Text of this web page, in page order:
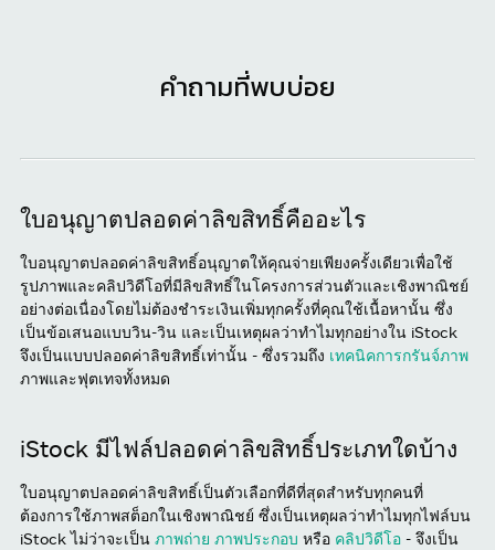
คำถามที่พบบ่อย
ใบอนุญาตปลอดค่าลิขสิทธิ์คืออะไร
ใบอนุญาตปลอดค่าลิขสิทธิ์อนุญาตให้คุณจ่ายเพียงครั้งเดียวเพื่อใช้
รูปภาพและคลิปวิดีโอที่มีลิขสิทธิ์ในโครงการส่วนตัวและเชิงพาณิชย์
อย่างต่อเนื่องโดยไม่ต้องชำระเงินเพิ่มทุกครั้งที่คุณใช้เนื้อหานั้น ซึ่ง
เป็นข้อเสนอแบบวิน-วิน และเป็นเหตุผลว่าทำไมทุกอย่างใน iStock
จึงเป็นแบบปลอดค่าลิขสิทธิ์เท่านั้น - ซึ่งรวมถึง เทคนิคการกรันจ์ภาพ
ภาพและฟุตเทจทั้งหมด
iStock มีไฟล์ปลอดค่าลิขสิทธิ์ประเภทใดบ้าง
ใบอนุญาตปลอดค่าลิขสิทธิ์เป็นตัวเลือกที่ดีที่สุดสำหรับทุกคนที่
ต้องการใช้ภาพสต็อกในเชิงพาณิชย์ ซึ่งเป็นเหตุผลว่าทำไมทุกไฟล์บน
iStock ไม่ว่าจะเป็น ภาพถ่าย ภาพประกอบ หรือ คลิปวิดีโอ - จึงเป็น